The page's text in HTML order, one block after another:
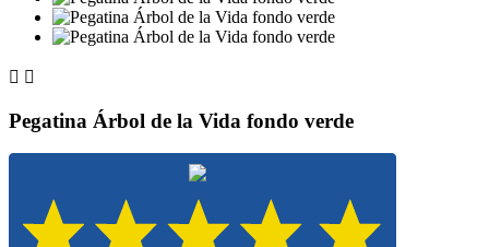
 
Pegatina Árbol de la Vida fondo verde